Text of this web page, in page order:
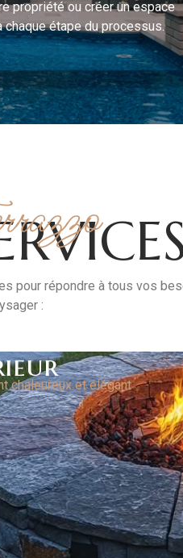
propriété ou créer un espace
étape du processus.
pour répondre à tous vos
:
chaleureux et élégant